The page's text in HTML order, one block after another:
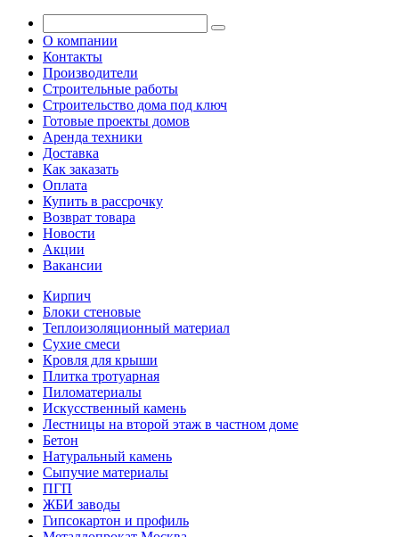
О компании
Контакты
Производители
Строительные работы
Строительство дома под ключ
Готовые проекты домов
Аренда техники
Доставка
Как заказать
Оплата
Купить в рассрочку
Возврат товара
Новости
Акции
Вакансии
Кирпич
Блоки стеновые
Теплоизоляционный материал
Сухие смеси
Кровля для крыши
Плитка тротуарная
Пиломатериалы
Искусственный камень
Лестницы на второй этаж в частном доме
Бетон
Натуральный камень
Сыпучие материалы
ПГП
ЖБИ заводы
Гипсокартон и профиль